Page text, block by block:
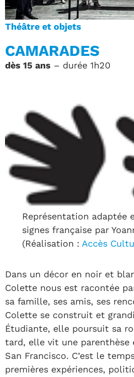
Théâtre et objets
CAMARADES
dès 15 ans – durée 1h20
Représentation adaptée
signes française par
(Réalisation : Accès
Dans un décor en noir et
Colette nous est racontée
sa famille, ses amis, ses
Colette se construit et
Étudiante, elle poursuit sa
tard, elle vit une parenthèse
San Francisco. C’est le
premières expériences,